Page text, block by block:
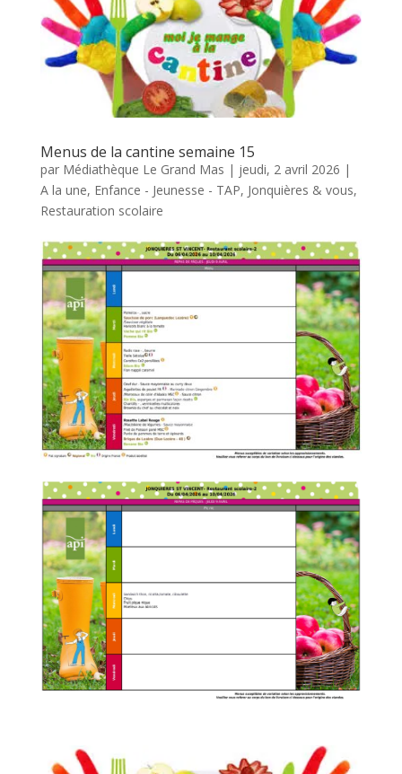
Menus de la cantine semaine 15
par Médiathèque Le Grand Mas | jeudi, 2 avril 2026 |
A la une, Enfance - Jeunesse - TAP, Jonquières & vous,
Restauration scolaire